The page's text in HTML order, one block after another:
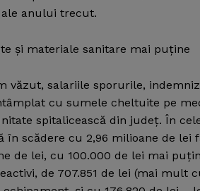
ale anului trecut.
şi materiale sanitare mai puţine
văzut, salariile sporurile,
cu sumele cheltuite pe
spitalicească din judeţ. În
în scădere cu 2,96 milioane de lei
de lei, cu 100.000 de lei mai
de 707.851 de lei (mai mult